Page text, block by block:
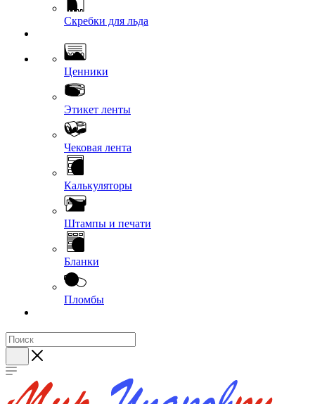
Скребки для льда
Ценники
Этикет ленты
Чековая лента
Калькуляторы
Штампы и печати
Бланки
Пломбы